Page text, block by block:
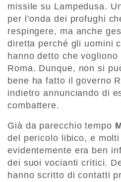
missile su Lampedusa.
per l’onda dei profughi
respingere, ma anche
diretta perché gli uomini
hanno detto che vogliono
Roma. Dunque, non si
bene ha fatto il governo
indietro annunciando di
combattere.
Già da parecchio tempo
del pericolo libico, e
evidentemente era ben
dei suoi vocianti critici.
hanno scritto di contatti